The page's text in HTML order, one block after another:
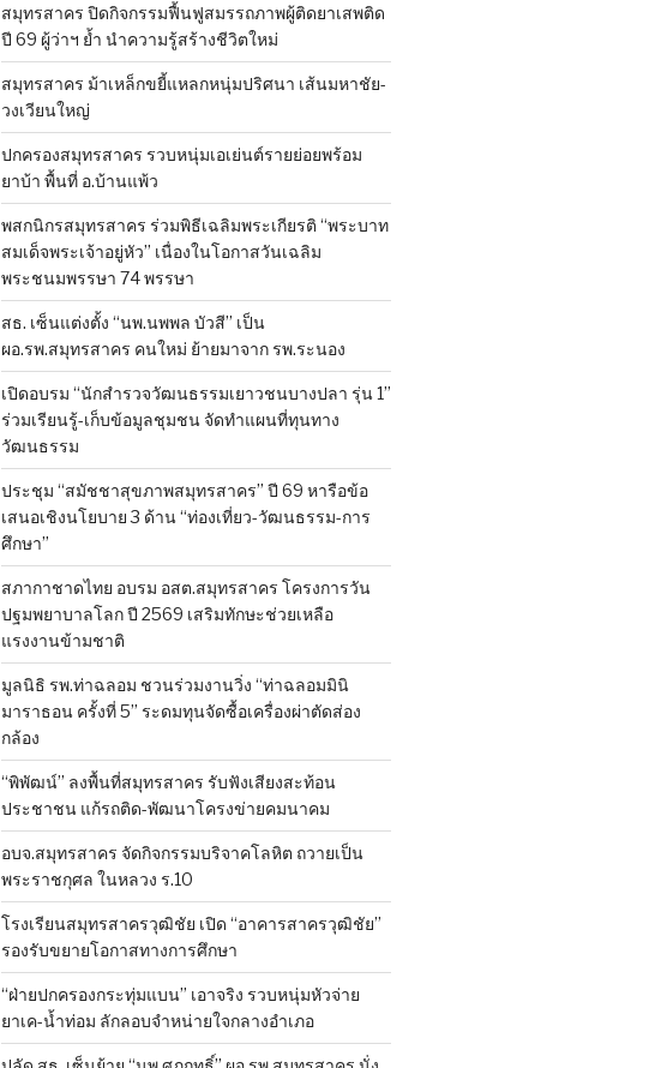
สมุทรสาคร ปิดกิจกรรมฟื้นฟูสมรรถภาพผู้ติดยาเสพติด
ปี 69 ผู้ว่าฯ ย้ำ นำความรู้สร้างชีวิตใหม่
สมุทรสาคร ม้าเหล็กขยี้แหลกหนุ่มปริศนา เส้นมหาชัย-
วงเวียนใหญ่
ปกครองสมุทรสาคร รวบหนุ่มเอเย่นต์รายย่อยพร้อม
ยาบ้า พื้นที่ อ.บ้านแพ้ว
พสกนิกรสมุทรสาคร ร่วมพิธีเฉลิมพระเกียรติ “พระบาท
สมเด็จพระเจ้าอยู่หัว” เนื่องในโอกาสวันเฉลิม
พระชนมพรรษา 74 พรรษา
สธ. เซ็นแต่งตั้ง “นพ.นพพล บัวสี” เป็น
ผอ.รพ.สมุทรสาคร คนใหม่ ย้ายมาจาก รพ.ระนอง
เปิดอบรม “นักสำรวจวัฒนธรรมเยาวชนบางปลา รุ่น 1”
ร่วมเรียนรู้-เก็บข้อมูลชุมชน จัดทำแผนที่ทุนทาง
วัฒนธรรม
ประชุม “สมัชชาสุขภาพสมุทรสาคร” ปี 69 หารือข้อ
เสนอเชิงนโยบาย 3 ด้าน “ท่องเที่ยว-วัฒนธรรม-การ
ศึกษา”
สภากาชาดไทย อบรม อสต.สมุทรสาคร โครงการวัน
ปฐมพยาบาลโลก ปี 2569 เสริมทักษะช่วยเหลือ
แรงงานข้ามชาติ
มูลนิธิ รพ.ท่าฉลอม ชวนร่วมงานวิ่ง “ท่าฉลอมมินิ
มาราธอน ครั้งที่ 5” ระดมทุนจัดซื้อเครื่องผ่าตัดส่อง
กล้อง
“พิพัฒน์” ลงพื้นที่สมุทรสาคร รับฟังเสียงสะท้อน
ประชาชน แก้รถติด-พัฒนาโครงข่ายคมนาคม
อบจ.สมุทรสาคร จัดกิจกรรมบริจาคโลหิต ถวายเป็น
พระราชกุศล ในหลวง ร.10
โรงเรียนสมุทรสาครวุฒิชัย เปิด “อาคารสาครวุฒิชัย”
รองรับขยายโอกาสทางการศึกษา
“ฝ่ายปกครองกระทุ่มแบน” เอาจริง รวบหนุ่มหัวจ่าย
ยาเค-น้ำท่อม ลักลอบจำหน่ายใจกลางอำเภอ